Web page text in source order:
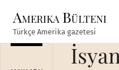
content
Amerika Bülteni
Türkçe Amerika gazetesi